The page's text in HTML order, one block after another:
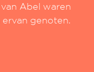
Abel waren
genoten.